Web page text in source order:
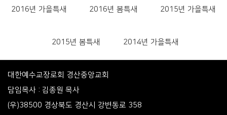
2016년 가을특새 2016년 봄특새 2015년 가을특새
2015년 봄특새 2014년 가을특새
대한예수교장로회 경산중앙교회
담임목사 : 김종원 목사
(우)38500 경상북도 경산시 강변동로 358